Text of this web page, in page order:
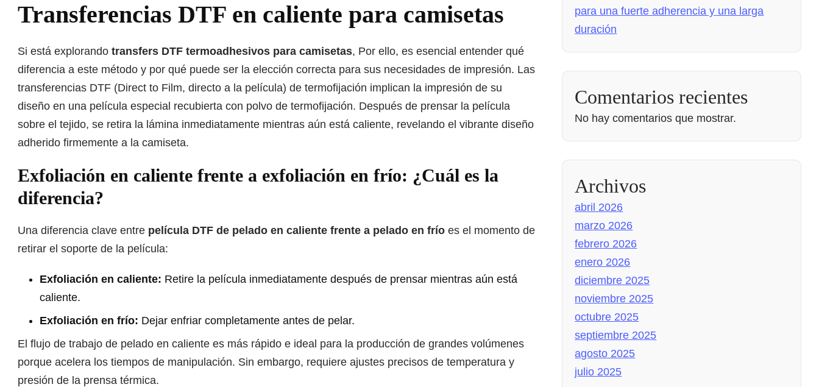
Transferencias DTF en caliente para camisetas
Si está explorando transfers DTF termoadhesivos para camisetas, Por ello, es esencial entender qué
diferencia a este método y por qué puede ser la elección correcta para sus necesidades de impresión. Las
transferencias DTF (Direct to Film, directo a la película) de termofijación implican la impresión de su
diseño en una película especial recubierta con polvo de termofijación. Después de prensar la película
sobre el tejido, se retira la lámina inmediatamente mientras aún está caliente, revelando el vibrante diseño
adherido firmemente a la camiseta.
Exfoliación en caliente frente a exfoliación en frío: ¿Cuál es la
diferencia?
Una diferencia clave entre película DTF de pelado en caliente frente a pelado en frío es el momento de
retirar el soporte de la película:
Exfoliación en caliente: Retire la película inmediatamente después de prensar mientras aún está
caliente.
Exfoliación en frío: Dejar enfriar completamente antes de pelar.
El flujo de trabajo de pelado en caliente es más rápido e ideal para la producción de grandes volúmenes
porque acelera los tiempos de manipulación. Sin embargo, requiere ajustes precisos de temperatura y
presión de la prensa térmica.
para una fuerte adherencia y una larga
duración
Comentarios recientes
No hay comentarios que mostrar.
Archivos
abril 2026
marzo 2026
febrero 2026
enero 2026
diciembre 2025
noviembre 2025
octubre 2025
septiembre 2025
agosto 2025
julio 2025